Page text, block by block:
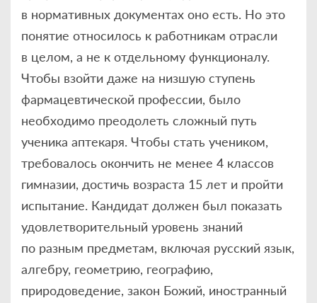
в нормативных документах оно есть. Но это
понятие относилось к работникам отрасли
в целом, а не к отдельному функционалу.
Чтобы взойти даже на низшую ступень
фармацевтической профессии, было
необходимо преодолеть сложный путь
ученика аптекаря. Чтобы стать учеником,
требовалось окончить не менее 4 классов
гимназии, достичь возраста 15 лет и пройти
испытание. Кандидат должен был показать
удовлетворительный уровень знаний
по разным предметам, включая русский язык,
алгебру, геометрию, географию,
природоведение, закон Божий, иностранный